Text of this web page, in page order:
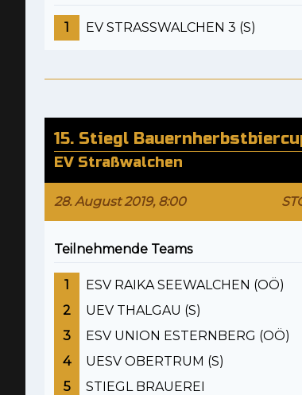
1 EV STRASSWALCHEN 3 (S)
15. Stiegl
EV Straßwalchen
28. August 2019, 8:00
Teilnehmende Teams
1
ESV RAIKA SEEWALCHEN (OÖ)
2
UEV THALGAU (S)
3
ESV UNION ESTERNBERG (OÖ)
4
UESV OBERTRUM (S)
5
STIEGL BRAUEREI